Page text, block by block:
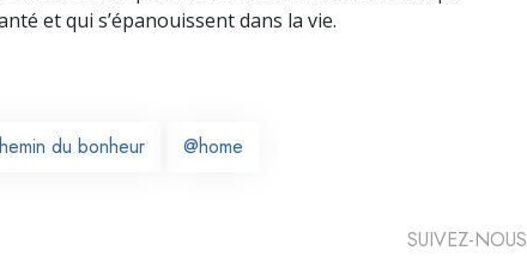
et qui s’épanouissent dans la vie.
du bonheur @home
SUIVEZ-NOUS